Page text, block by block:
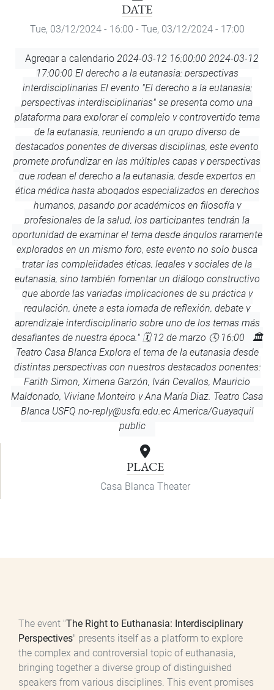
DATE
Tue, 03/12/2024 - 16:00 - Tue, 03/12/2024 - 17:00
Add
Calendar
Agregar a calendario 2024-03-12 16:00:00 2024-03-12
17:00:00 El derecho a la eutanasia: perspectivas
interdisciplinarias El evento "El derecho a la eutanasia:
perspectivas interdisciplinarias" se presenta como una
plataforma para explorar el complejo y controvertido tema
de la eutanasia, reuniendo a un grupo diverso de
destacados ponentes de diversas disciplinas, este evento
promete profundizar en las múltiples capas y perspectivas
que rodean el derecho a la eutanasia, desde expertos en
ética médica hasta abogados especializados en derechos
humanos, pasando por académicos en filosofía y
profesionales de la salud, los participantes tendrán la
oportunidad de examinar el tema desde ángulos raramente
explorados en un mismo foro, este evento no solo busca
tratar las complejidades éticas, legales y sociales de la
eutanasia, sino también fomentar un diálogo constructivo
que aborde las variadas implicaciones de su práctica y
regulación, únete a esta jornada de reflexión, debate y
aprendizaje interdisciplinario sobre uno de los temas más
desafiantes de nuestra época." 🗓️ 12 de marzo 🕓 16:00 🏛️
Teatro Casa Blanca Explora el tema de la eutanasia desde
distintas perspectivas con nuestros destacados ponentes:
Farith Simon, Ximena Garzón, Iván Cevallos, Mauricio
Maldonado, Viviane Monteiro y Ana María Diaz. Teatro Casa
Blanca USFQ no-reply@usfq.edu.ec America/Guayaquil
public
PLACE
Casa Blanca Theater
The event "The Right to Euthanasia: Interdisciplinary
Perspectives" presents itself as a platform to explore
the complex and controversial topic of euthanasia,
bringing together a diverse group of distinguished
speakers from various disciplines. This event promises